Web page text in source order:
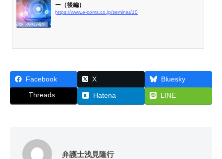
ー（後編）
https://www.e-coms.co.jp/seminar/10
Facebook X Bluesky
Threads Hatena LINE
弁護士浅見隆行